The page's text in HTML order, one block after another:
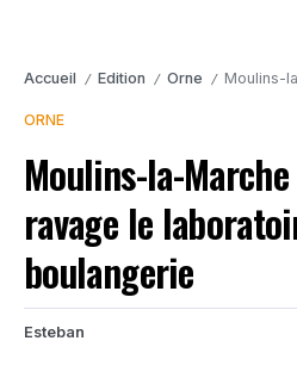
Accueil / Edition / Orne / Moulins-la-Marche
ORNE
Moulins-la-
ravage le
boulangerie
Esteban